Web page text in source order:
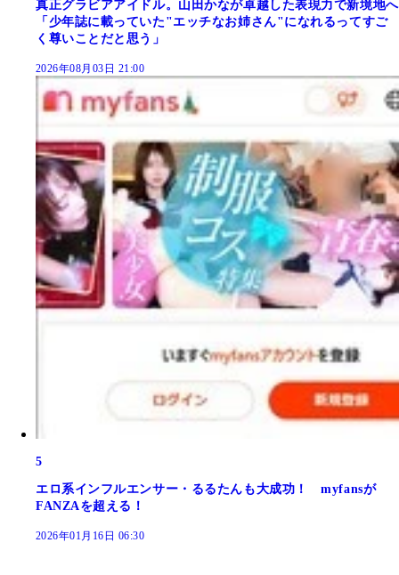
真正グラビアアイドル。山田かなが卓越した表現力で新境地へ
「少年誌に載っていた"エッチなお姉さん"になれるってすご
く尊いことだと思う」
2026年08月03日 21:00
5
エロ系インフルエンサー・るるたんも大成功！ myfansが
FANZAを超える！
2026年01月16日 06:30